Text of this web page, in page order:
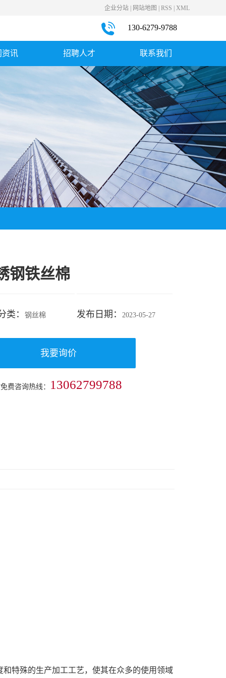
企业分站 | 网站地图 | RSS | XML
130-6279-9788
资讯
新闻
问题
招聘人才
社会招聘
联系我们
联系我们
钢铁丝棉
类： 钢丝棉 发布日期：2023-05-27
我要询价
费咨询热线： 13062799788
特殊的生产加工工艺，使其在众多的使用领域